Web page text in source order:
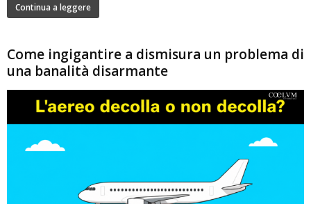
Continua a leggere
Come ingigantire a dismisura un problema di
una banalità disarmante